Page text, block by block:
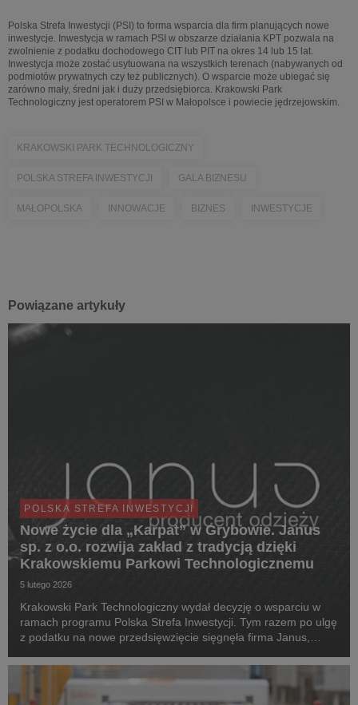
Polska Strefa Inwestycji (PSI) to forma wsparcia dla firm planujących nowe
inwestycje. Inwestycja w ramach PSI w obszarze działania KPT pozwala na
zwolnienie z podatku dochodowego CIT lub PIT na okres 14 lub 15 lat.
Inwestycja może zostać usytuowana na wszystkich terenach (nabywanych od
podmiotów prywatnych czy też publicznych). O wsparcie może ubiegać się
zarówno mały, średni jak i duży przedsiębiorca. Krakowski Park
Technologiczny jest operatorem PSI w Małopolsce i powiecie jędrzejowskim.
KRAKOWSKI PARK TECHNOLOGICZNY
POLSKA STREFA INWESTYCJI GALA BIZNESU
MAŁOPOLSKA INNOWACJE BIZNES INWESTYCJE
Powiązane artykuły
POLSKA STREFA INWESTYCJI
Nowe życie dla „Karpat” w Grybowie. Janus
sp. z o.o. rozwija zakład z tradycją dzięki
Krakowskiemu Parkowi Technologicznemu
5 lutego 2026
Krakowski Park Technologiczny wydał decyzję o wsparciu w
ramach programu Polska Strefa Inwestycji. Tym razem po ulgę
z podatku na nowe przedsięwzięcie sięgnęła firma Janus,
5,5 mln zł.